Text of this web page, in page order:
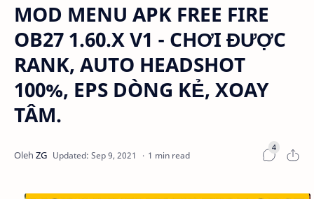
MOD MENU APK FREE FIRE
OB27 1.60.X V1 - CHƠI ĐƯỢC
RANK, AUTO HEADSHOT
100%, EPS DÒNG KẺ, XOAY
TÂM.
1 min read